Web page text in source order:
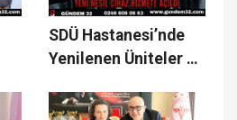
SDÜ Hastanesi’nde
Yenilenen Üniteler ve
Hizmete Açıldı